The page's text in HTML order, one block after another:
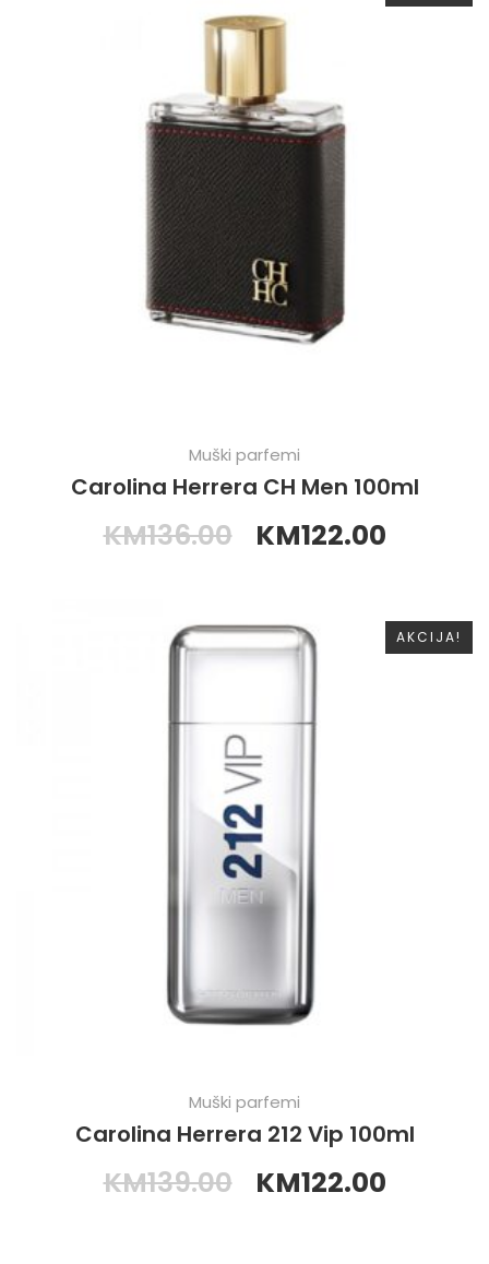
Muški parfemi
Carolina Herrera CH Men 100ml
KM136.00 KM122.00
AKCIJA!
Muški parfemi
Carolina Herrera 212 Vip 100ml
KM139.00 KM122.00